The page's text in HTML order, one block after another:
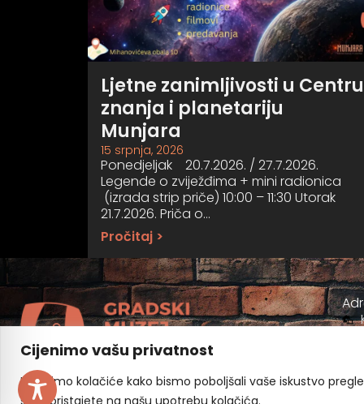
Cijenimo vašu privatnost
Koristimo kolačiće kako bismo poboljšali vaše iskustvo
sve", pristajete na našu upotrebu kolačića.
Ljetne zanimljivosti u Centru
znanja i planetariju
Munjara
15 srpnja, 2026
Ponedjeljak 20.7.2026. / 27.7.2026.
Legende o zviježđima + mini radionica
(izrada strip priče) 10:00 – 11:30 Utorak
21.7.2026. Priča o…
Pročitaj >